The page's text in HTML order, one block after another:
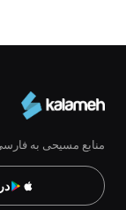
منابع مسیحی به